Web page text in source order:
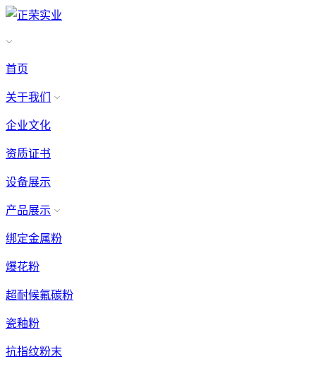
首页
关于我们
企业文化
资质证书
设备展示
产品展示
绑定金属粉
爆花粉
超耐候氟碳粉
瓷釉粉
抗指纹粉末